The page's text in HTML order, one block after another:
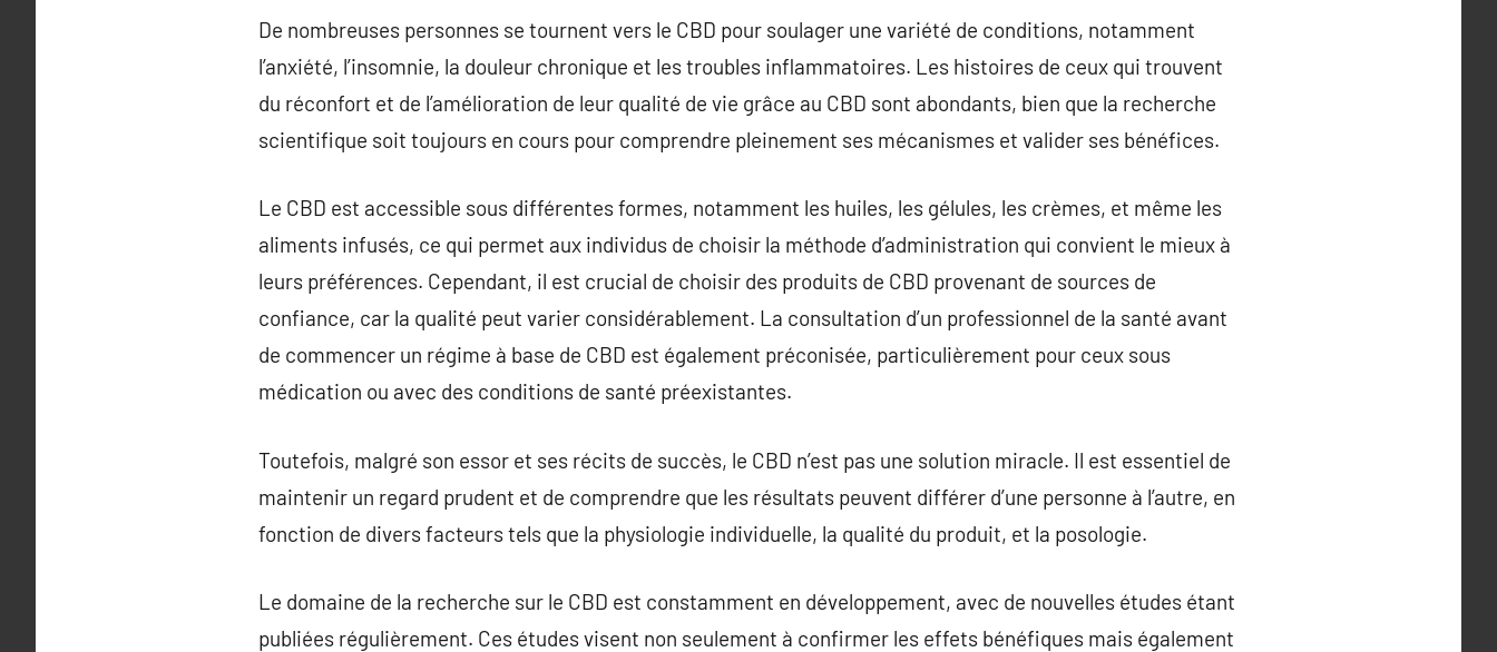
De nombreuses personnes se tournent vers le CBD pour soulager une variété de conditions, notamment
l’anxiété, l’insomnie, la douleur chronique et les troubles inflammatoires. Les histoires de ceux qui trouvent
du réconfort et de l’amélioration de leur qualité de vie grâce au CBD sont abondants, bien que la recherche
scientifique soit toujours en cours pour comprendre pleinement ses mécanismes et valider ses bénéfices.
Le CBD est accessible sous différentes formes, notamment les huiles, les gélules, les crèmes, et même les
aliments infusés, ce qui permet aux individus de choisir la méthode d’administration qui convient le mieux à
leurs préférences. Cependant, il est crucial de choisir des produits de CBD provenant de sources de
confiance, car la qualité peut varier considérablement. La consultation d’un professionnel de la santé avant
de commencer un régime à base de CBD est également préconisée, particulièrement pour ceux sous
médication ou avec des conditions de santé préexistantes.
Toutefois, malgré son essor et ses récits de succès, le CBD n’est pas une solution miracle. Il est essentiel de
maintenir un regard prudent et de comprendre que les résultats peuvent différer d’une personne à l’autre, en
fonction de divers facteurs tels que la physiologie individuelle, la qualité du produit, et la posologie.
Le domaine de la recherche sur le CBD est constamment en développement, avec de nouvelles études étant
publiées régulièrement. Ces études visent non seulement à confirmer les effets bénéfiques mais également